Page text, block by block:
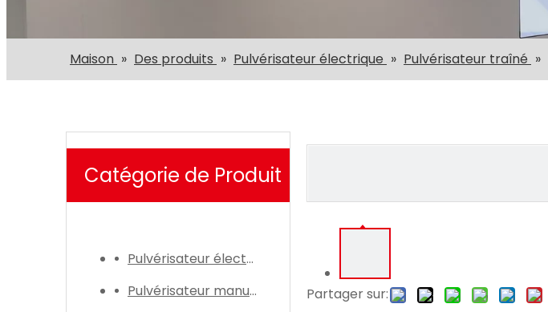
Maison » Des produits » Pulvérisateur électrique » Pulvérisateur traîné »
Catégorie de Produit
Pulvérisateur électrique
Pulvérisateur manuel
Partager sur: